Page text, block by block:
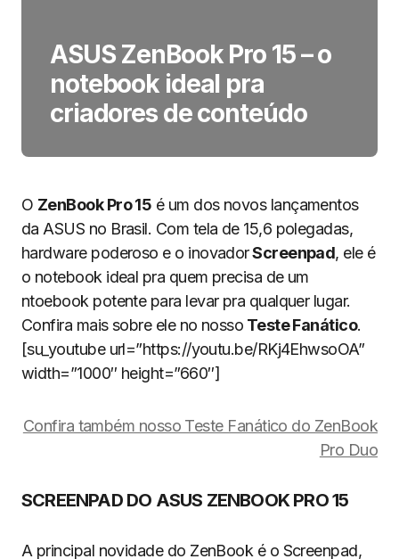
ASUS ZenBook Pro 15 – o
notebook ideal pra
criadores de conteúdo
O ZenBook Pro 15 é um dos novos lançamentos
da ASUS no Brasil. Com tela de 15,6 polegadas,
hardware poderoso e o inovadorScreenpad, ele é
o notebook ideal pra quem precisa de um
ntoebook potente para levar pra qualquer lugar.
Confira mais sobre ele no nosso Teste Fanático.
[su_youtube url=”https://youtu.be/RKj4EhwsoOA”
width=”1000″ height=”660″]
Confira também nosso Teste Fanático do ZenBook
Pro Duo
SCREENPAD DO ASUS ZENBOOK PRO 15
A principal novidade do ZenBook é o Screenpad,